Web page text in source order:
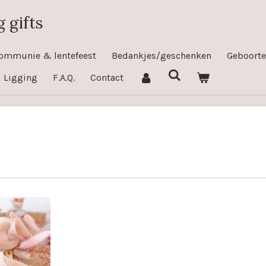
gifts
& lentefeest Bedankjes/geschenken
Ligging
F.A.Q. Contact